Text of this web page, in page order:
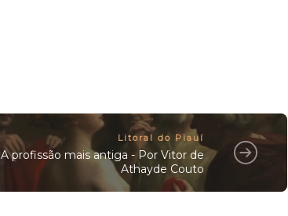
Litoral do Piauí
A profissão mais antiga - Por Vitor de
Athayde Couto